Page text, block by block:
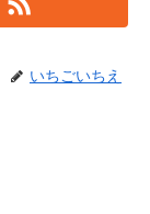
いちごいちえ